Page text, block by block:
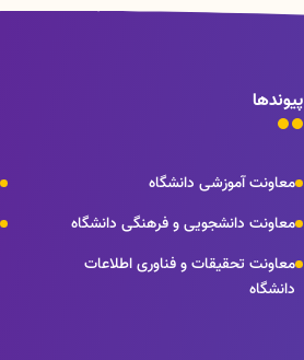
پیوندها
معاونت آموزشی دانشگاه
معاونت دانشجویی و فرهنگی دانشگاه
معاونت تحقیقات و فناوری اطلاعات
دانشگاه